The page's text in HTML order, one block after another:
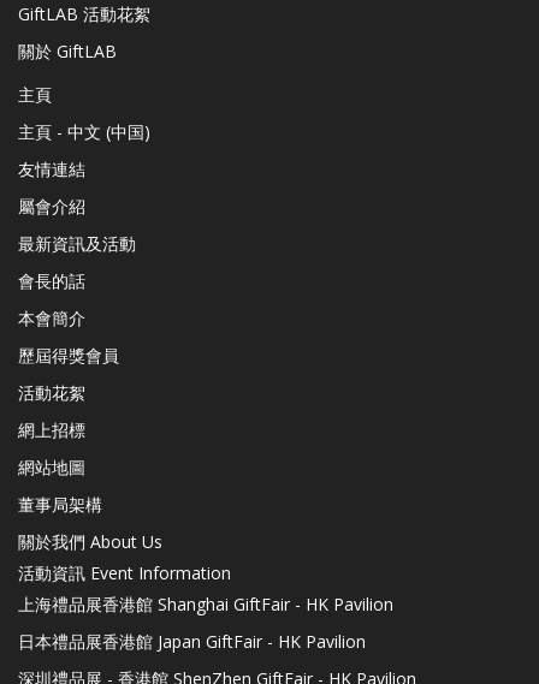
GiftLAB 活動花絮
關於 GiftLAB
主頁
主頁 - 中文 (中国)
友情連結
屬會介紹
最新資訊及活動
會長的話
本會簡介
歷屆得獎會員
活動花絮
網上招標
網站地圖
董事局架構
關於我們 About Us
活動資訊 Event Information
上海禮品展香港館 Shanghai GiftFair - HK Pavilion
日本禮品展香港館 Japan GiftFair - HK Pavilion
深圳禮品展 - 香港館 ShenZhen GiftFair - HK Pavilion